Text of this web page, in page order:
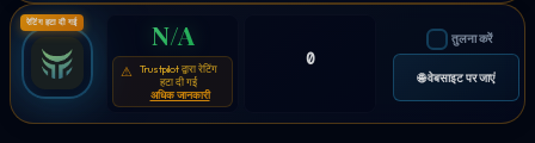
रेटिंग हटा दी गई N/A
⚠
Trustpilot द्वारा रेटिंग
हटा दी गई
अधिक जानकारी
0
तुलना करें
🌐 वेबसाइट पर जाएं